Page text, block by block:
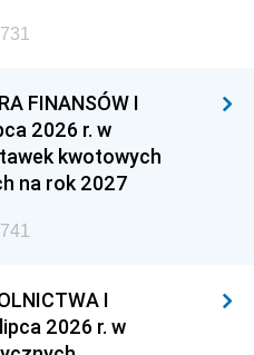
FINANSÓW I
2026 r. w
kwotowych
na rok 2027
I
2026 r. w